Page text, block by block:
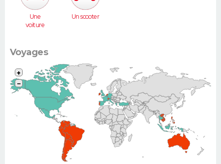
Une
voiture
307...)
Un scooter
Voyages
+
−